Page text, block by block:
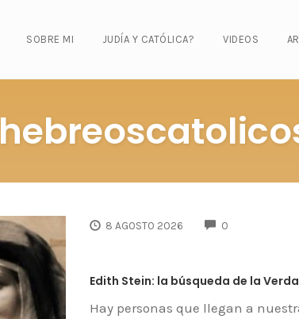
SOBRE MI JUDÍA Y CATÓLICA? VIDEOS
8 AGOSTO 2026 0
Edith Stein: la búsqueda de la
Hay personas que llegan a